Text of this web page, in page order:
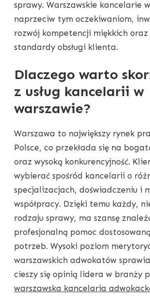
sprawy. Warszawskie kancelarie
naprzeciw tym oczekiwaniom,
rozwój kompetencji miękkich oraz
standardy obsługi klienta.
Dlaczego warto
z usług kancelarii w
warszawie?
Warszawa to największy rynek
Polsce, co przekłada się na
oraz wysoką konkurencyjność.
wybierać spośród kancelarii o
specjalizacjach, doświadczeniu i
współpracy. Dzięki temu każdy,
rodzaju sprawy, ma szansę
profesjonalną pomoc
potrzeb. Wysoki poziom
warszawskich adwokatów
cieszy się opinią lidera w branży
warszawska kancelaria